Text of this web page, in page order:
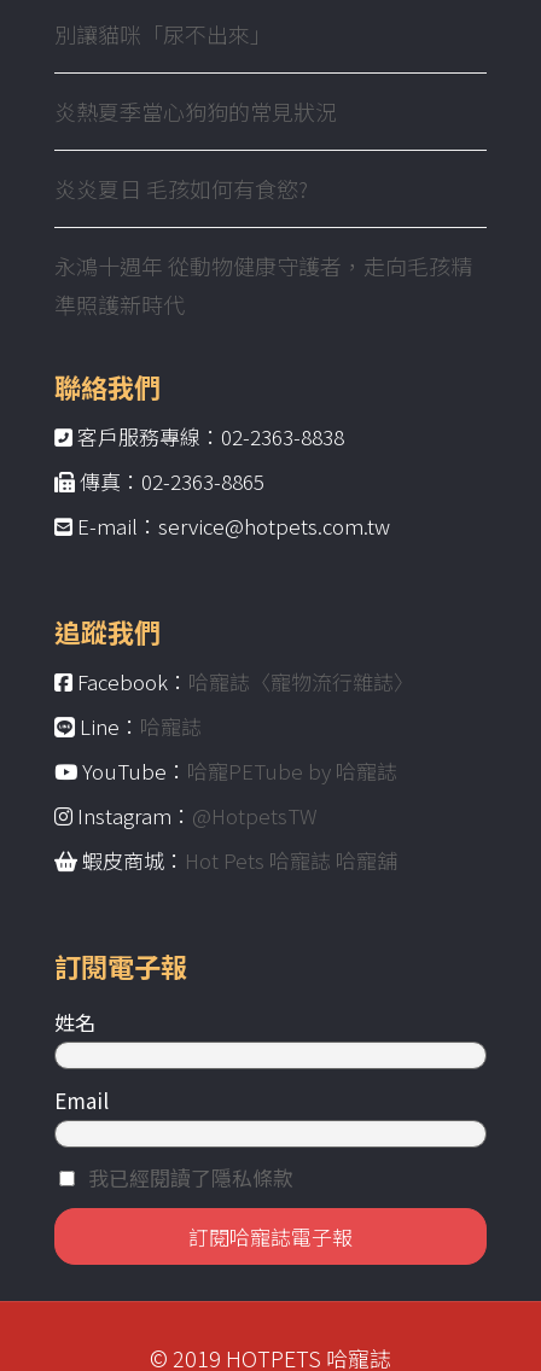
別讓貓咪「尿不出來」
炎熱夏季當心狗狗的常見狀況
炎炎夏日 毛孩如何有食慾?
永鴻十週年 從動物健康守護者，走向毛孩精
準照護新時代
聯絡我們
客戶服務專線：02-2363-8838
傳真：02-2363-8865
E-mail：service@hotpets.com.tw
追蹤我們
Facebook： 哈寵誌〈寵物流行雜誌〉
Line： 哈寵誌
YouTube： 哈寵PETube by 哈寵誌
Instagram： @HotpetsTW
蝦皮商城： Hot Pets 哈寵誌 哈寵舖
訂閱電子報
姓名
Email
我已經閱讀了隱私條款
© 2019 HOTPETS 哈寵誌